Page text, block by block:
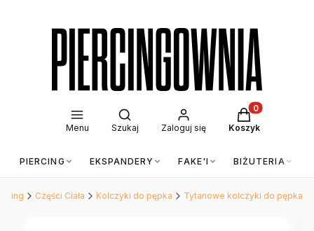
Menu
Otwórz wyszukiwarkę
Szukaj Zaloguj się
Produkty w
Koszyk
PIERCING EKSPANDERY FAKE'I BIŻUTERIA
Części Ciała Kolczyki do pępka Tytanowe kolczyki do pępka